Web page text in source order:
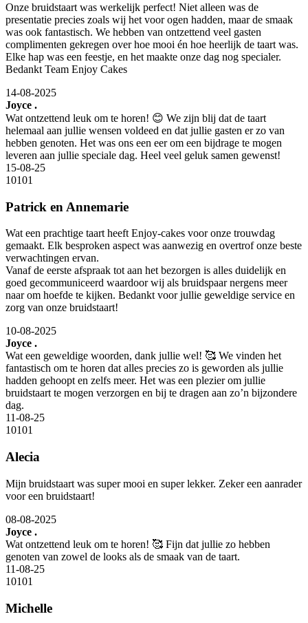
Onze bruidstaart was werkelijk perfect! Niet alleen was de
presentatie precies zoals wij het voor ogen hadden, maar de smaak
was ook fantastisch. We hebben van ontzettend veel gasten
complimenten gekregen over hoe mooi én hoe heerlijk de taart was.
Elke hap was een feestje, en het maakte onze dag nog specialer.
Bedankt Team Enjoy Cakes
14-08-2025
Joyce .
Wat ontzettend leuk om te horen! 😊 We zijn blij dat de taart
helemaal aan jullie wensen voldeed en dat jullie gasten er zo van
hebben genoten. Het was ons een eer om een bijdrage te mogen
leveren aan jullie speciale dag. Heel veel geluk samen gewenst!
15-08-25
10101
Patrick en Annemarie
Wat een prachtige taart heeft Enjoy-cakes voor onze trouwdag
gemaakt. Elk besproken aspect was aanwezig en overtrof onze beste
verwachtingen ervan.
Vanaf de eerste afspraak tot aan het bezorgen is alles duidelijk en
goed gecommuniceerd waardoor wij als bruidspaar nergens meer
naar om hoefde te kijken. Bedankt voor jullie geweldige service en
zorg van onze bruidstaart!
10-08-2025
Joyce .
Wat een geweldige woorden, dank jullie wel! 🥰 We vinden het
fantastisch om te horen dat alles precies zo is geworden als jullie
hadden gehoopt en zelfs meer. Het was een plezier om jullie
bruidstaart te mogen verzorgen en bij te dragen aan zo’n bijzondere
dag.
11-08-25
10101
Alecia
Mijn bruidstaart was super mooi en super lekker. Zeker een aanrader
voor een bruidstaart!
08-08-2025
Joyce .
Wat ontzettend leuk om te horen! 🥰 Fijn dat jullie zo hebben
genoten van zowel de looks als de smaak van de taart.
11-08-25
10101
Michelle